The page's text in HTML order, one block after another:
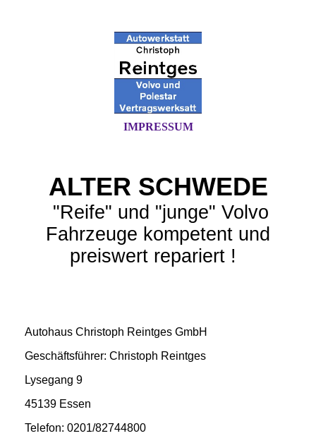
IMPRESSUM
ALTER SCHWEDE
"Reife" und "junge" Volvo
Fahrzeuge kompetent und
preiswert repariert !
Autohaus Christoph Reintges GmbH
Geschäftsführer: Christoph Reintges
Lysegang 9
45139 Essen
Telefon: 0201/82744800